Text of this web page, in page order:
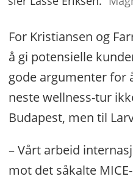
For Kristiansen og
å gi potensielle
gode argumenter for
neste wellness-tur
Budapest, men til
– Vårt arbeid
mot det såkalte